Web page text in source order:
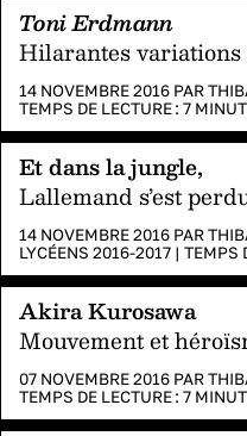
Toni Erdmann
Hilarantes
14 NOVEMBRE 2016 PAR
TEMPS DE LECTURE : 7
Et dans la jungle,
Lallemand s’est
14 NOVEMBRE 2016 PAR
LYCÉENS 2016-2017 | TEMPS
Akira Kurosawa
Mouvement et
07 NOVEMBRE 2016 PAR
TEMPS DE LECTURE : 7